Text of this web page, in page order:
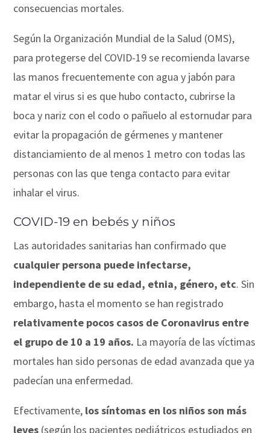
consecuencias mortales.
Según la Organización Mundial de la Salud (OMS),
para protegerse del COVID-19 se recomienda lavarse
las manos frecuentemente con agua y jabón para
matar el virus si es que hubo contacto, cubrirse la
boca y nariz con el codo o pañuelo al estornudar para
evitar la propagación de gérmenes y mantener
distanciamiento de al menos 1 metro con todas las
personas con las que tenga contacto para evitar
inhalar el virus.
COVID-19 en bebés y niños
Las autoridades sanitarias han confirmado que
cualquier persona puede infectarse,
independiente de su edad, etnia, género, etc. Sin
embargo, hasta el momento se han registrado
relativamente pocos casos de Coronavirus entre
el grupo de 10 a 19 años. La mayoría de las víctimas
mortales han sido personas de edad avanzada que ya
padecían una enfermedad.
Efectivamente, los síntomas en los niños son más
leves (según los pacientes pediátricos estudiados en